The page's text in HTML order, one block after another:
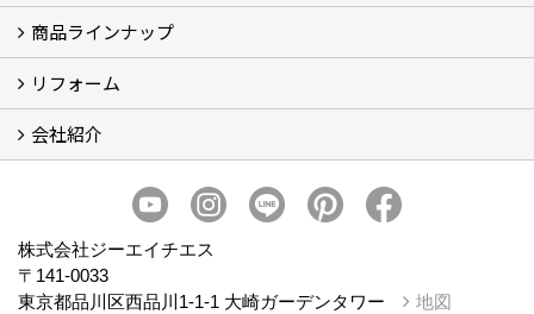
アイフルホームについて (5)
商品ラインナップ
商品ラインナップ
リフォーム
まるごと断熱リフォーム
イベント情報
施工事例
会社紹介
スタッフ紹介
個人情報保護方針
株式会社ジーエイチエス
〒141-0033
東京都品川区西品川1-1-1 大崎ガーデンタワー
地図